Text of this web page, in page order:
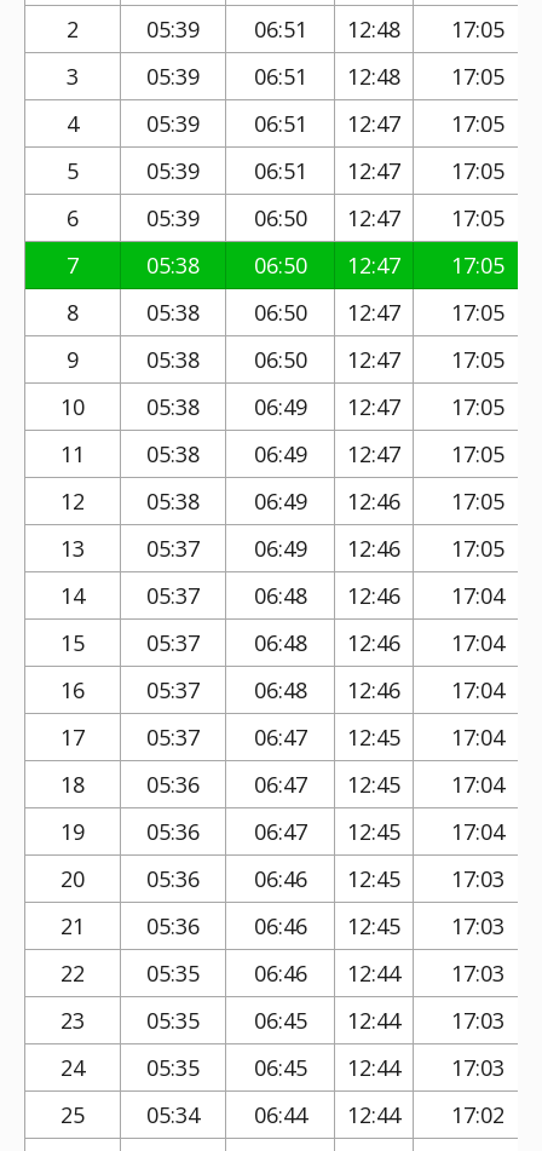
2
05:39 06:51 12:48
17:05
3
05:39 06:51 12:48
17:05
4
05:39 06:51 12:47
17:05
5
05:39 06:51 12:47
17:05
6
05:39 06:50 12:47
17:05
7
05:38 06:50 12:47
17:05
8
05:38 06:50 12:47
17:05
9
05:38 06:50 12:47
17:05
10
05:38 06:49 12:47
17:05
11
05:38 06:49 12:47
17:05
12
05:38 06:49 12:46
17:05
13
05:37 06:49 12:46
17:05
14
05:37 06:48 12:46
17:04
15
05:37 06:48 12:46
17:04
16
05:37 06:48 12:46
17:04
17
05:37 06:47 12:45
17:04
18
05:36 06:47 12:45
17:04
19
05:36 06:47 12:45
17:04
20
05:36 06:46 12:45
17:03
21
05:36 06:46 12:45
17:03
22
05:35 06:46 12:44
17:03
23
05:35 06:45 12:44
17:03
24
05:35 06:45 12:44
17:03
25
05:34 06:44 12:44
17:02